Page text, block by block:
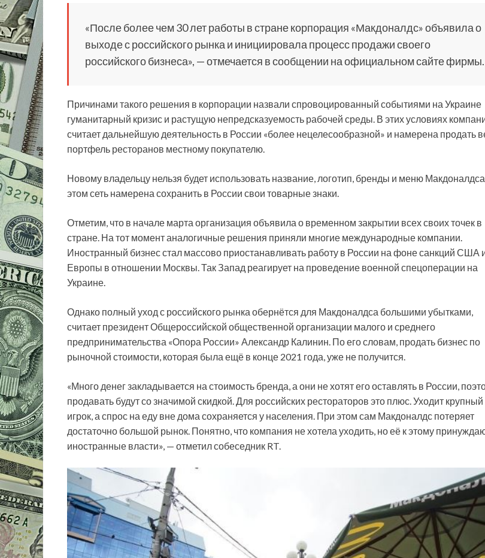
«После более чем 30 лет работы в стране корпорация «Макдоналдс» объявила о
выходе с российского рынка и инициировала процесс продажи своего
российского бизнеса», — отмечается в сообщении на официальном сайте фирмы.
Причинами такого решения в корпорации назвали спровоцированный событиями на Украине
гуманитарный кризис и растущую непредсказуемость рабочей среды. В этих условиях
считает дальнейшую деятельность в России «более нецелесообразной» и намерена продать
портфель ресторанов местному покупателю.
Новому владельцу нельзя будет использовать название, логотип, бренды и меню
этом сеть намерена сохранить в России свои товарные знаки.
Отметим, что в начале марта организация объявила о временном закрытии всех своих точек в
стране. На тот момент аналогичные решения приняли многие международные компании.
Иностранный бизнес стал массово приостанавливать работу в России на фоне санкций США
Европы в отношении Москвы. Так Запад реагирует на проведение военной спецоперации на
Украине.
Однако полный уход с российского рынка обернётся для Макдоналдса большими убытками,
считает президент Общероссийской общественной организации малого и среднего
предпринимательства «Опора России» Александр Калинин. По его словам, продать бизнес по
рыночной стоимости, которая была ещё в конце 2021 года, уже не получится.
«Много денег закладывается на стоимость бренда, а они не хотят его оставлять в России,
продавать будут со значимой скидкой. Для российских рестораторов это плюс. Уходит крупный
игрок, а спрос на еду вне дома сохраняется у населения. При этом сам Макдоналдс потеряет
достаточно большой рынок. Понятно, что компания не хотела уходить, но её к этому
иностранные власти», — отметил собеседник RT.